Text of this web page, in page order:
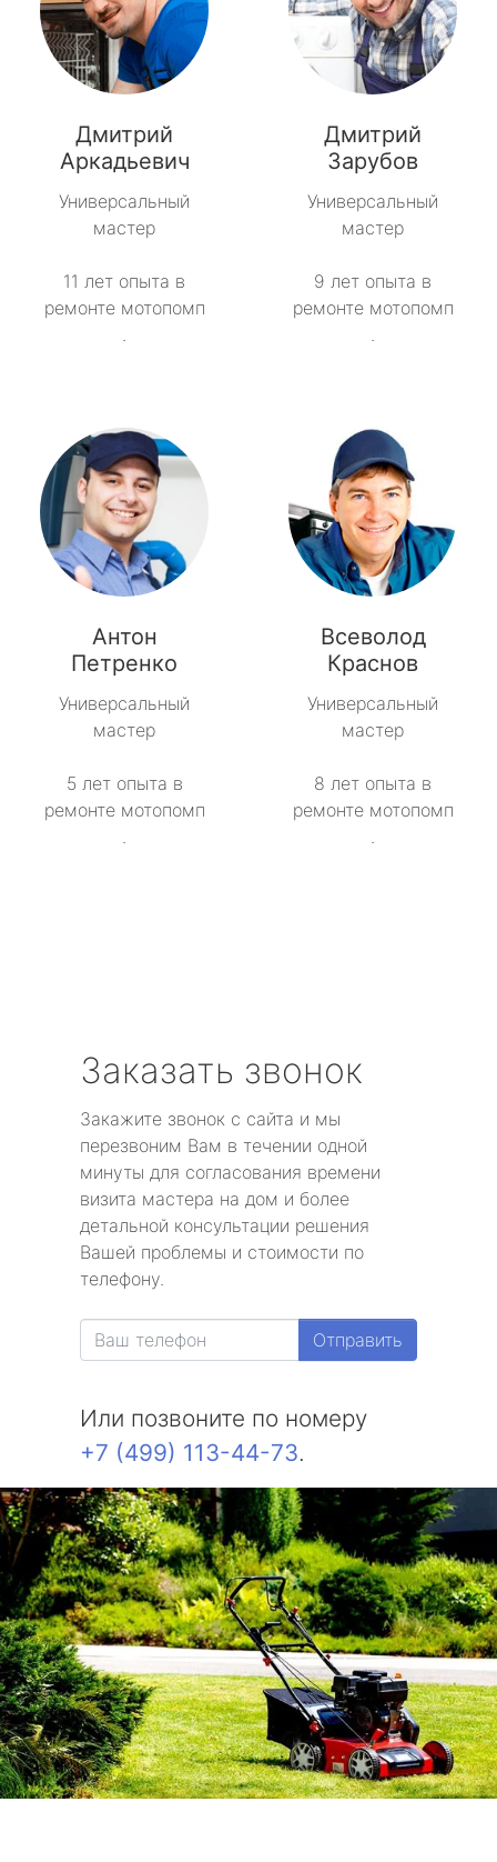
Дмитрий
Аркадьевич
Универсальный
мастер
11 лет опыта в
ремонте мотопомп
.
Дмитрий
Зарубов
Универсальный
мастер
9 лет опыта в
ремонте мотопомп
.
Антон
Петренко
Универсальный
мастер
5 лет опыта в
ремонте мотопомп
.
Всеволод
Краснов
Универсальный
мастер
8 лет опыта в
ремонте мотопомп
.
Заказать звонок
Закажите звонок с сайта и мы
перезвоним Вам в течении одной
минуты для согласования времени
визита мастера на дом и более
детальной консультации решения
Вашей проблемы и стоимости по
телефону.
Отправить
Или позвоните по номеру
+7 (499) 113-44-73.